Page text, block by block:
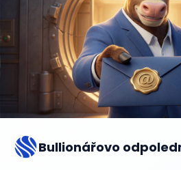
Bullionářovo